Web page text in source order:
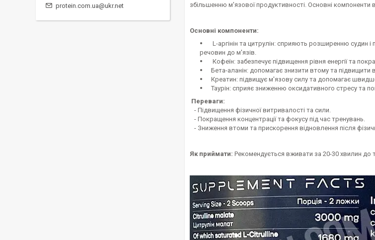
збільшенню м'язової продуктивності. Основні компоненти
Основні компоненти:
L-аргінін та цитрулін: сприяють розширенню судин
речовин до м'язів.
Кофеїн: забезпечує підвищення рівня енергії та
Бета-аланін: допомагає знизити втому та підвищити
Креатин: підвищує м'язову силу та допомагає
Таурін: сприяє зниженню оксидативного стресу та
Переваги:
- Підвищення фізичної витривалості та сили.
- Покращення концентрації та фокусу під час тренувань.
- Зниження втоми та прискорення відновлення після
Як приймати: Рекомендується вживати за 20-30 хвилин до
protein.com.ua@ukr.net